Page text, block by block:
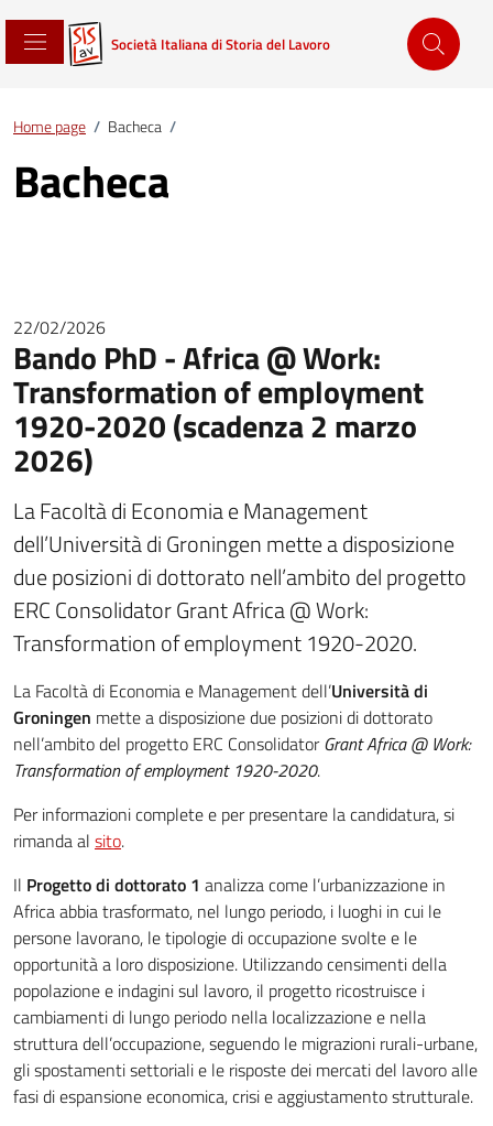
Società Italiana di Storia del Lavoro
Home page / Bacheca /
Bacheca
22/02/2026
Bando PhD - Africa @ Work:
Transformation of employment
1920-2020 (scadenza 2 marzo
2026)
La Facoltà di Economia e Management
dell’Università di Groningen mette a disposizione
due posizioni di dottorato nell’ambito del progetto
ERC Consolidator Grant Africa @ Work:
Transformation of employment 1920-2020.
La Facoltà di Economia e Management dell’Università di
Groningen mette a disposizione due posizioni di dottorato
nell’ambito del progetto ERC ConsolidatorGrant Africa @ Work:
Transformation of employment 1920-2020.
Per informazioni complete e per presentare la candidatura, si
rimanda al sito.
Il Progetto di dottorato 1 analizza come l’urbanizzazione in
Africa abbia trasformato, nel lungo periodo, i luoghi in cui le
persone lavorano, le tipologie di occupazione svolte e le
opportunità a loro disposizione. Utilizzando censimenti della
popolazione e indagini sul lavoro, il progetto ricostruisce i
cambiamenti di lungo periodo nella localizzazione e nella
struttura dell’occupazione, seguendo le migrazioni rurali-urbane,
gli spostamenti settoriali e le risposte dei mercati del lavoro alle
fasi di espansione economica, crisi e aggiustamento strutturale.